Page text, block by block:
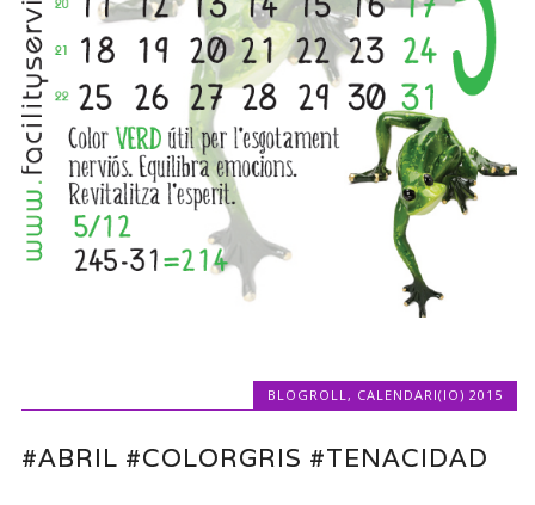
BLOGROLL, CALENDARI(IO) 2015
#ABRIL #COLORGRIS #TENACIDAD